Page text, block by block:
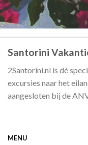
Santorini
2Santorini.nl is dé
excursies naar het
aangesloten bij de
MENU